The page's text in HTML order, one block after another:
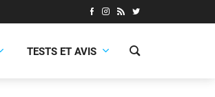
TESTS ET AVIS